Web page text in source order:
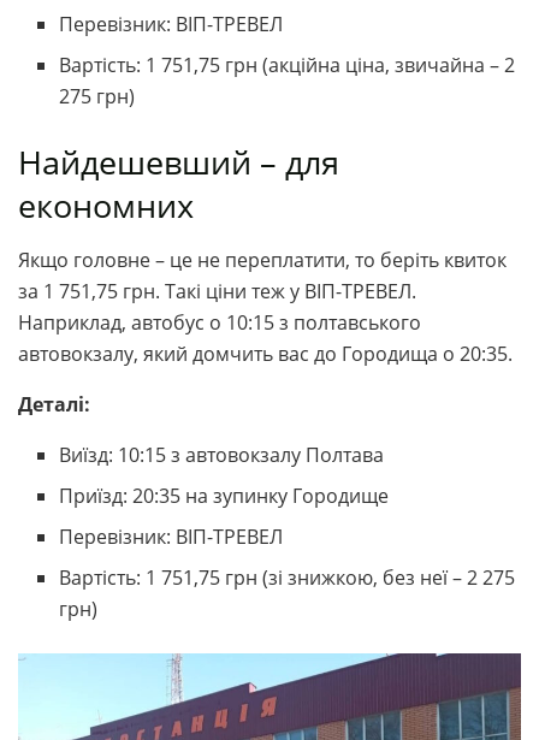
Перевізник: ВІП-ТРЕВЕЛ
Вартість: 1 751,75 грн (акційна ціна, звичайна – 2
275 грн)
Найдешевший – для
економних
Якщо головне – це не переплатити, то беріть квиток
за 1 751,75 грн. Такі ціни теж у ВІП-ТРЕВЕЛ.
Наприклад, автобус о 10:15 з полтавського
автовокзалу, який домчить вас до Городища о 20:35.
Деталі:
Виїзд: 10:15 з автовокзалу Полтава
Приїзд: 20:35 на зупинку Городище
Перевізник: ВІП-ТРЕВЕЛ
Вартість: 1 751,75 грн (зі знижкою, без неї – 2 275
грн)